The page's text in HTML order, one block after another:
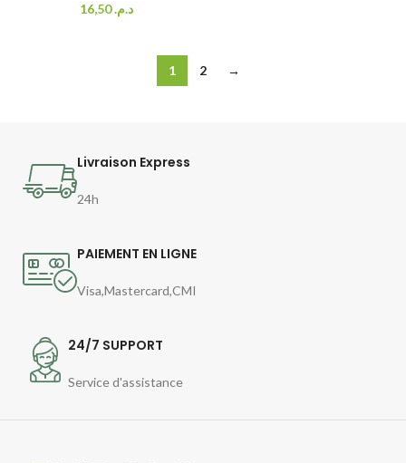
د.م.16,50
1 2 →
Livraison Express
24h
PAIEMENT EN LIGNE
Visa,Mastercard,CMI
24/7 SUPPORT
Service d'assistance